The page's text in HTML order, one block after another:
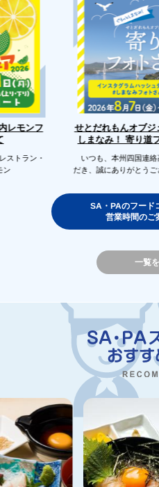
レモンフ
ストラン・
ン
せとだれもんオブジ
しまなみ！ 寄り
いつも、本州四国連絡
だき、誠にありがとう
SA・PAのフード
営業時間のご
一覧